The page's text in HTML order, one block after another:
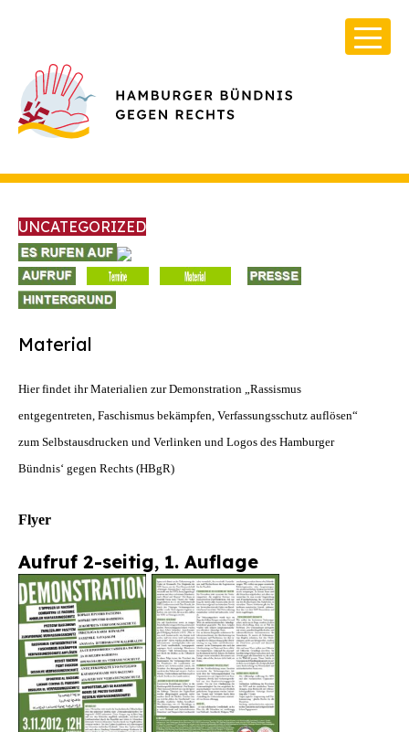
Über Uns
nach:
UNCATEGORIZED
Material
Hier findet ihr Materialien zur Demonstration „Rassismus
entgegentreten, Faschismus bekämpfen, Verfassungsschutz auflösen“
zum Selbstausdrucken und Verlinken und Logos des Hamburger
Bündnis‘ gegen Rechts (HBgR)
Flyer
Aufruf 2-seitig, 1. Auflage